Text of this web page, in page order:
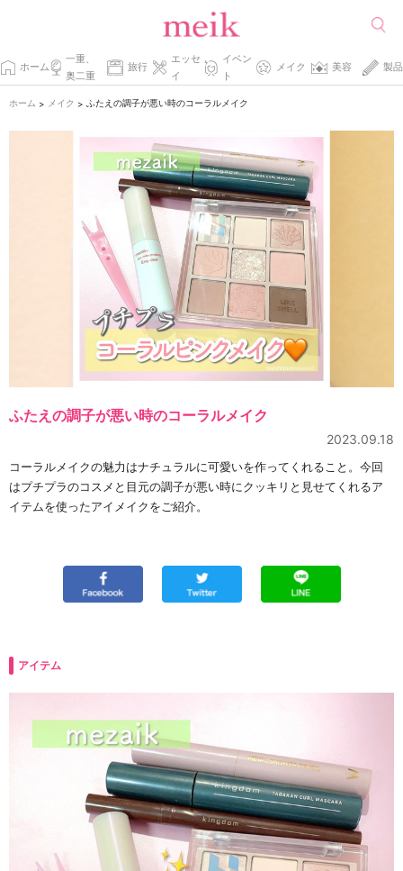
ホーム
一重、
奥二重
旅行
エッセ
イ
イベン
ト
メイク 美容 製品
ホーム > メイク > ふたえの調子が悪い時のコーラルメイク
ふたえの調子が悪い時のコーラルメイク
2023.09.18
コーラルメイクの魅力はナチュラルに可愛いを作ってくれること。今回
はプチプラのコスメと目元の調子が悪い時にクッキリと見せてくれるア
イテムを使ったアイメイクをご紹介。
アイテム